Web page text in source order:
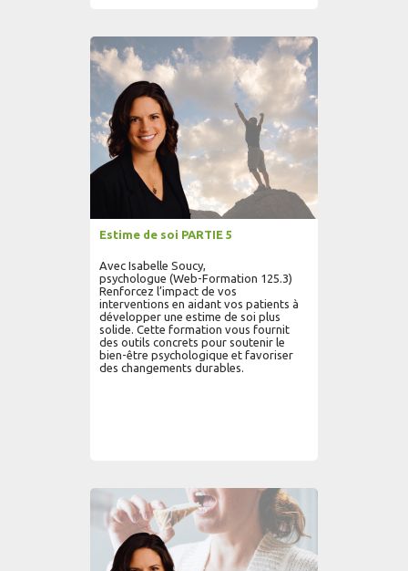
cliniques pérennes.
AJOUTER AU PANIER LIRE PLUS...
Estime de soi PARTIE 5
Avec Isabelle Soucy,
psychologue (Web-Formation 125.3)
Renforcez l’impact de vos
interventions en aidant vos patients à
développer une estime de soi plus
solide. Cette formation vous fournit
des outils concrets pour soutenir le
bien-être psychologique et favoriser
des changements durables.
AJOUTER AU PANIER LIRE PLUS...